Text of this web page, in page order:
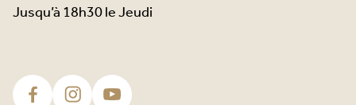
Jusqu’à 18h30 le Jeudi